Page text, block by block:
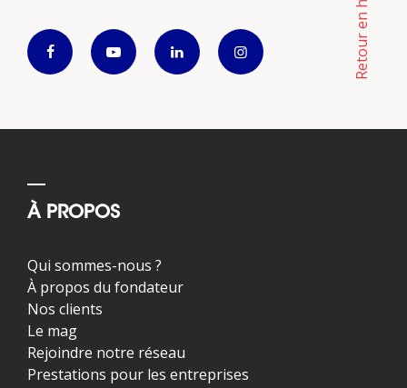
Retour en haut
À PROPOS
Qui sommes-nous ?
À propos du fondateur
Nos clients
Le mag
Rejoindre notre réseau
Prestations pour les entreprises